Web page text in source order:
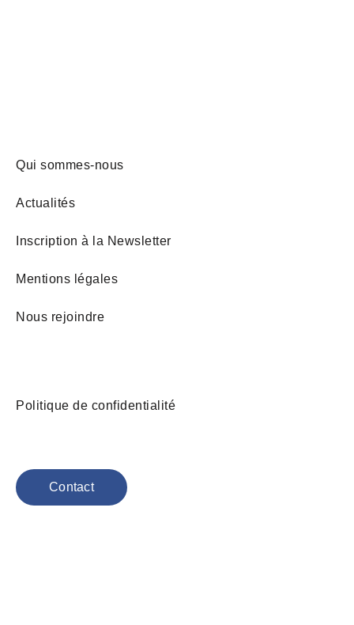
Qui sommes-nous
Actualités
Inscription à la Newsletter
Mentions légales
Nous rejoindre
Politique de confidentialité
Contact